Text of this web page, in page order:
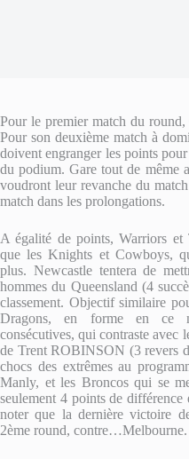
Pour le premier match du
Pour son deuxième match à
doivent engranger les points
du podium. Gare tout de même
voudront leur revanche du
match dans les prolongations.
A égalité de points, Warriors et
que les Knights et Cowboys,
plus. Newcastle tentera de
hommes du Queensland (4
classement. Objectif similaire
Dragons, en forme en ce
consécutives, qui contraste avec
de Trent ROBINSON (3 revers
chocs des extrêmes au
Manly, et les Broncos qui se
seulement 4 points de
noter que la dernière victoire
2ème round, contre…Melbourne.